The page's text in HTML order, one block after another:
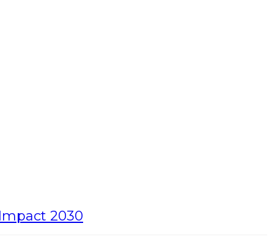
2030